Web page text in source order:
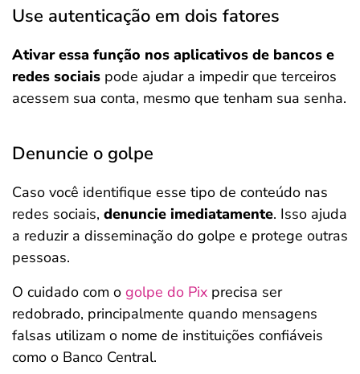
Use autenticação em dois fatores
Ativar essa função nos aplicativos de bancos e
redes sociais pode ajudar a impedir que terceiros
acessem sua conta, mesmo que tenham sua senha.
Denuncie o golpe
Caso você identifique esse tipo de conteúdo nas
redes sociais, denuncie imediatamente. Isso ajuda
a reduzir a disseminação do golpe e protege outras
pessoas.
O cuidado com o golpe do Pix precisa ser
redobrado, principalmente quando mensagens
falsas utilizam o nome de instituições confiáveis
como o Banco Central.